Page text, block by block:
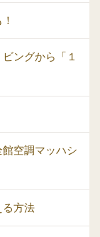
ングから「１
空調マッハシ
る方法